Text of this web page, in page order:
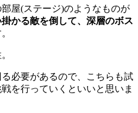
屋(ステージ)のようなものが
かる敵を倒して、深層のボス
必要があるので、こちらも試
を行っていくといいと思いま